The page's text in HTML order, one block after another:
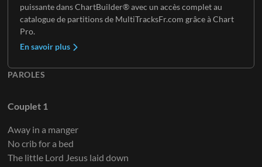
puissante dans ChartBuilder® avec un accès complet au
catalogue de partitions de MultiTracksFr.com grâce à Chart
Pro.
En savoir plus
PAROLES
Couplet 1
Away in a manger
No crib for a bed
The little Lord Jesus laid down